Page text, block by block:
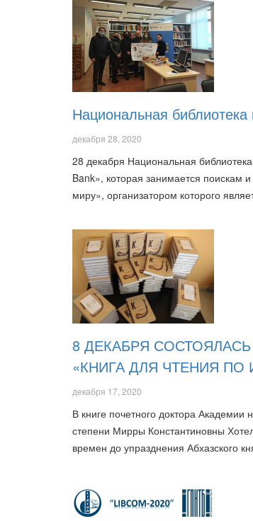
Национальная
декабря 28, 2020
28 декабря Национальная
Bank», которая занимается поискам
миру», организатором которого
8 ДЕКАБРЯ
«КНИГА ДЛЯ ЧТЕНИЯ ПО
декабря 17, 2020
В книге почетного доктора
степени Мирры Константиновны
времен до упразднения Абхазского